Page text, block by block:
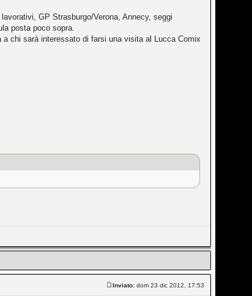
GP Strasburgo/Verona, Annecy, seggi
posta poco sopra.
chi sarà interessato di farsi una visita al Lucca Comix
Inviato: dom 23 dic 2012, 17:53